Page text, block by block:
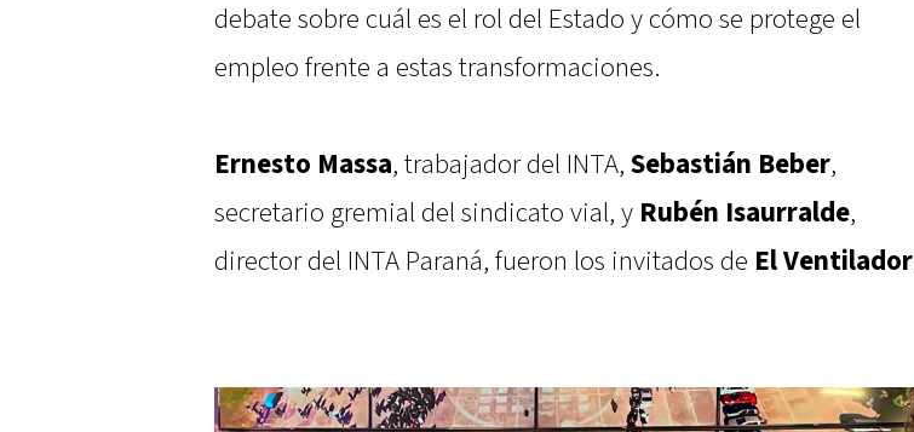
debate sobre cuál es el rol del Estado y cómo se protege el
empleo frente a estas transformaciones.
Ernesto Massa, trabajador del INTA, Sebastián Beber,
secretario gremial del sindicato vial, y Rubén Isaurralde,
director del INTA Paraná, fueron los invitados de El Ventilador